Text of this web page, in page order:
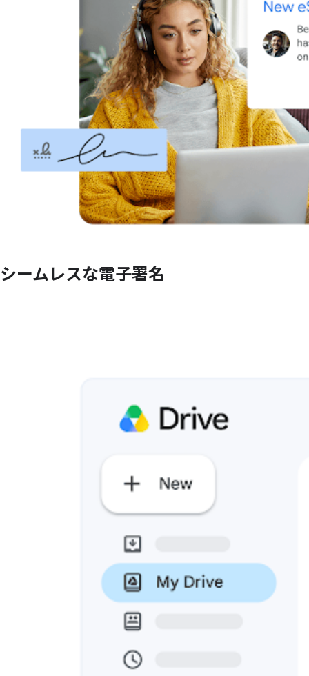
シームレスな電子署名